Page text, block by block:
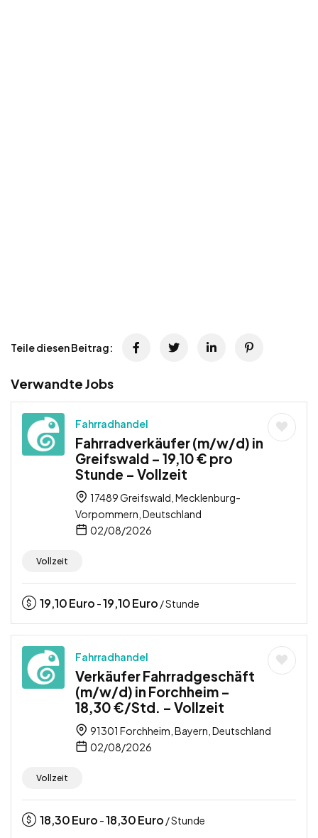
Teile diesen Beitrag:
Verwandte Jobs
Fahrradhandel
Fahrradverkäufer (m/w/d) in
Greifswald – 19,10 € pro
Stunde – Vollzeit
17489 Greifswald, Mecklenburg-
Vorpommern, Deutschland
02/08/2026
Vollzeit
19,10Euro -19,10Euro / Stunde
Fahrradhandel
Verkäufer Fahrradgeschäft
(m/w/d) in Forchheim –
18,30 €/Std. – Vollzeit
91301 Forchheim, Bayern, Deutschland
02/08/2026
Vollzeit
18,30Euro -18,30Euro / Stunde